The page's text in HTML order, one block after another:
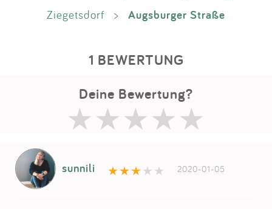
Ziegetsdorf
> Augsburger Straße
1 BEWERTUNG
Deine Bewertung?
sunnili 2020-01-05